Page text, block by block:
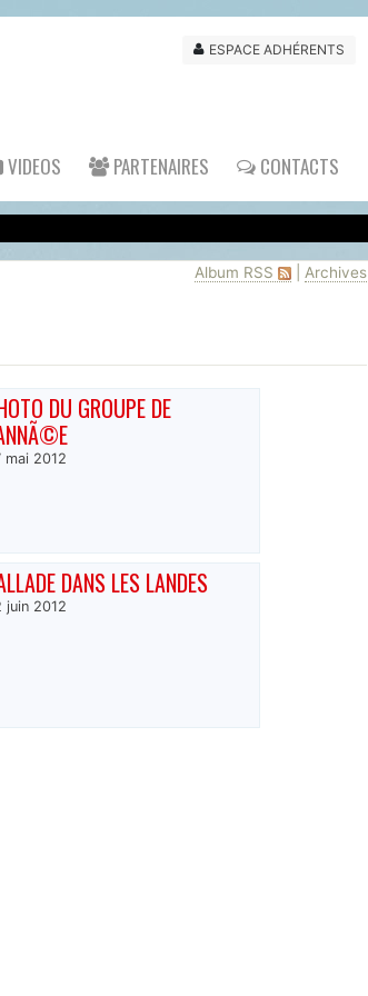
ESPACE ADHÉRENTS
VIDEOS PARTENAIRES CONTACTS
Album RSS Archives
DU GROUPE DE
mai 2012
DANS LES LANDES
juin 2012